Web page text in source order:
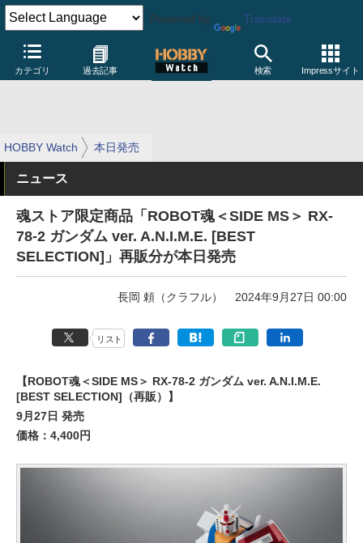
Powered by Translate
カテゴリ 過去記事 検索 Impressサイト
HOBBY Watch 本日発売
ニュース
魂ストア限定商品「ROBOT魂＜SIDE MS＞ RX-
78-2 ガンダム ver. A.N.I.M.E. [BEST
SELECTION]」再販分が本日発売
長岡 頼（クラフル） 2024年9月27日 00:00
リスト
【ROBOT魂＜SIDE MS＞ RX-78-2 ガンダム ver. A.N.I.M.E.
[BEST SELECTION]（再販）】
9月27日 発売
価格：4,400円